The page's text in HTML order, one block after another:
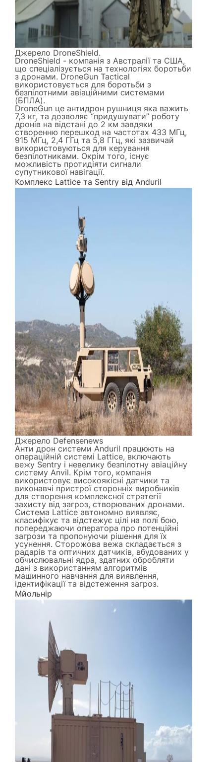
Джерело DroneShield.
DroneShield - компанія з Австралії та США,
що спеціалізується на технологіях боротьби
з дронами. DroneGun Tactical
використовується для боротьби з
безпілотними авіаційними системами
(БПЛА).
DroneGun це антидрон рушниця яка важить
7,3 кг, та дозволяє “придушувати” роботу
дронів на відстані до 2 км завдяки
створенню перешкод на частотах 433 МГц,
915 МГц, 2,4 ГГц та 5,8 ГГц, які зазвичай
використовуються для керування
безпілотниками. Окрім того, існує
можливість протидіяти сигнали
супутникової навігації.
Комплекс Lattice та Sentry від Anduril
Джерело Defensenews
Анти дрон системи Anduril працюють на
операційній системі Lattice, включають
вежу Sentry і невелику безпілотну авіаційну
систему Anvil. Крім того, компанія
використовує високоякісні датчики та
виконавчі пристрої сторонніх виробників
для створення комплексної стратегії
захисту від загроз, створюваних дронами.
Система Lattice автономно виявляє,
класифікує та відстежує цілі на полі бою,
попереджаючи оператора про потенційні
загрози та пропонуючи рішення для їх
усунення. Сторожова вежа складається з
радарів та оптичних датчиків, вбудованих у
обчислювальні ядра, здатних обробляти
дані з використанням алгоритмів
машинного навчання для виявлення,
ідентифікації та відстеження загроз.
Мйольнір